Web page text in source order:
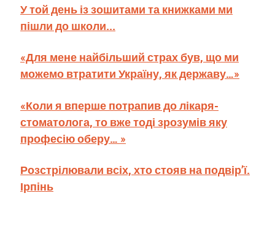
У той день із зошитами та книжками ми
пішли до школи...
«Для мене найбільший страх був, що ми
можемо втратити Україну, як державу…»
«Коли я вперше потрапив до лікаря-
стоматолога, то вже тоді зрозумів яку
професію оберу… »
Розстрілювали всіх, хто стояв на подвір’ї.
Ірпінь